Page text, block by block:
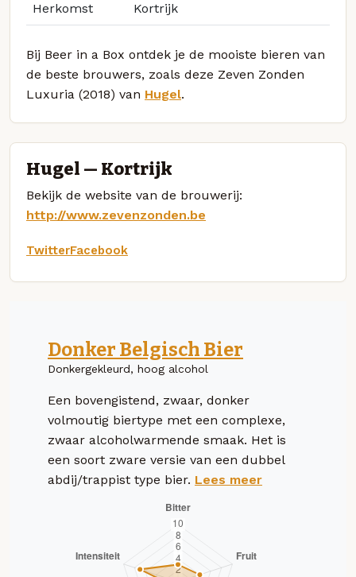
Herkomst Kortrijk
Bij Beer in a Box ontdek je de mooiste bieren van
de beste brouwers, zoals deze Zeven Zonden
Luxuria (2018) van Hugel.
Hugel — Kortrijk
Bekijk de website van de brouwerij:
http://www.zevenzonden.be
TwitterFacebook
Donker Belgisch Bier
Donkergekleurd, hoog alcohol
Een bovengistend, zwaar, donker
volmoutig biertype met een complexe,
zwaar alcoholwarmende smaak. Het is
een soort zware versie van een dubbel
abdij/trappist type bier. Lees meer